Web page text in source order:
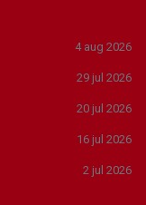
4 aug 2026
29 jul 2026
20 jul 2026
16 jul 2026
2 jul 2026